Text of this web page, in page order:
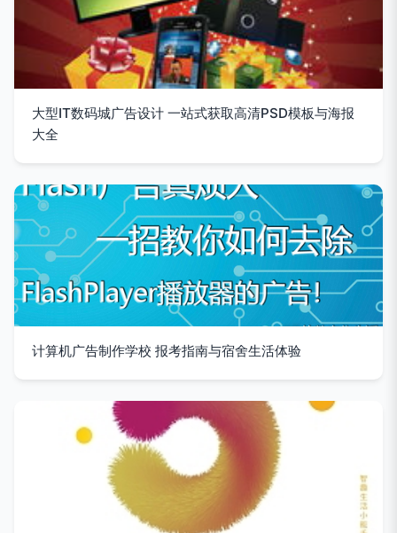
大型IT数码城广告设计 一站式获取高清PSD模板与海报
大全
计算机广告制作学校 报考指南与宿舍生活体验